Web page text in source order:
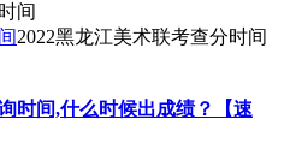
2022黑龙江美术联考查分时间
时间,什么时候出成绩？【速